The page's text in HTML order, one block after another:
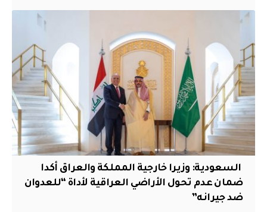
‏ السعودية: وزيرا خارجية المملكة والعراق أكدا
ضمان عدم تحول الأراضي العراقية لأداة “للعدوان
ضد جيرانه”